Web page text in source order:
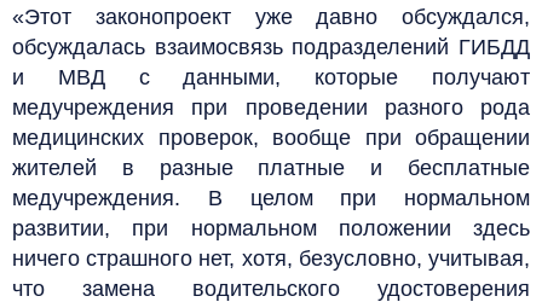
«Этот законопроект уже давно обсуждался,
обсуждалась взаимосвязь подразделений ГИБДД
и МВД с данными, которые получают
медучреждения при проведении разного рода
медицинских проверок, вообще при обращении
жителей в разные платные и бесплатные
медучреждения. В целом при нормальном
развитии, при нормальном положении здесь
ничего страшного нет, хотя, безусловно, учитывая,
что замена водительского удостоверения